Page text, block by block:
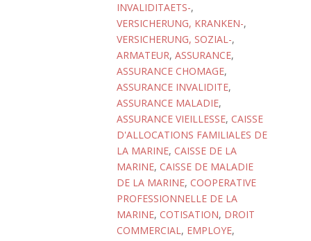
INVALIDITAETS-,
VERSICHERUNG, KRANKEN-,
VERSICHERUNG, SOZIAL-,
ARMATEUR, ASSURANCE,
ASSURANCE CHOMAGE,
ASSURANCE INVALIDITE,
ASSURANCE MALADIE,
ASSURANCE VIEILLESSE, CAISSE
D'ALLOCATIONS FAMILIALES DE
LA MARINE, CAISSE DE LA
MARINE, CAISSE DE MALADIE
DE LA MARINE, COOPERATIVE
PROFESSIONNELLE DE LA
MARINE, COTISATION, DROIT
COMMERCIAL, EMPLOYE,